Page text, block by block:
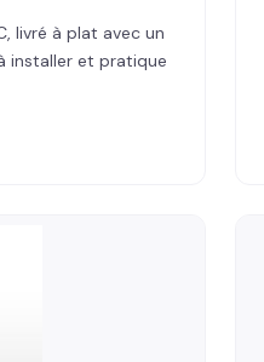
livré à plat avec un
installer et pratique